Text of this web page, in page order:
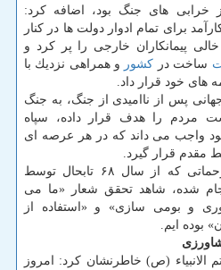
خرابی های جنگ بود، اضافه كرد:
برای تمام ادوار دولت ها در كنار
پیمانكاران خارجی را پر كرد و
ساخت در كشور و همراهی نزدیك با
های خود قرار داد.
پس از ناامیدی از جنگ، به جنگ
مردم را هدف قرار داده، سپاه
واجب می داند كه در هر عرصه ای
مقدم قرار گیرد.
سعید محمد اضافه كرد: با زحماتی كه از سال ۶۸ تابحال توسط
شده، شاهد تحقق شعار «ما می
و بومی سازی» و «استفاده از
بوده ایم.
الانبیاء (ص) خاطرنشان كرد: امروز